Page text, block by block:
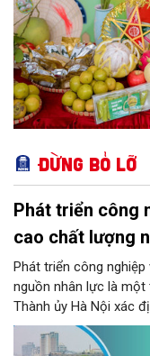
Đừng bỏ lỡ
Phát triển công
cao chất lượng
Phát triển công
nguồn nhân lực là
Thành ủy Hà Nội xác
động thực hiện các
đào tạo, y tế và văn